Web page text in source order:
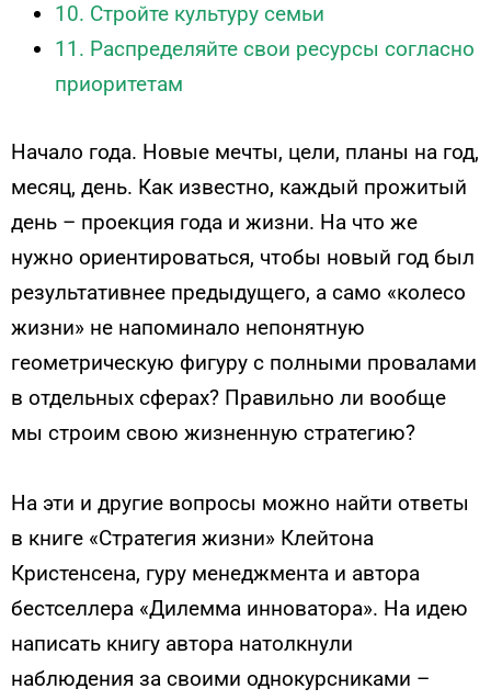
10. Стройте культуру семьи
11. Распределяйте свои ресурсы согласно
приоритетам
Начало года. Новые мечты, цели, планы на год,
месяц, день. Как известно, каждый прожитый
день – проекция года и жизни. На что же
нужно ориентироваться, чтобы новый год был
результативнее предыдущего, а само «колесо
жизни» не напоминало непонятную
геометрическую фигуру с полными провалами
в отдельных сферах? Правильно ли вообще
мы строим свою жизненную стратегию?
На эти и другие вопросы можно найти ответы
в книге «Стратегия жизни» Клейтона
Кристенсена, гуру менеджмента и автора
бестселлера «Дилемма инноватора». На идею
написать книгу автора натолкнули
наблюдения за своими однокурсниками –